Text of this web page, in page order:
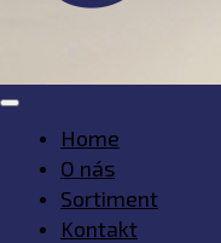
Home
O nás
Sortiment
Kontakt